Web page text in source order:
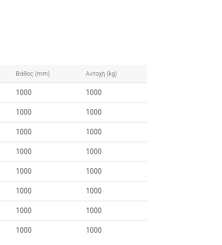
Βάθος (mm) Αντοχή (kg)
1000 1000
1000 1000
1000 1000
1000 1000
1000 1000
1000 1000
1000 1000
1000 1000